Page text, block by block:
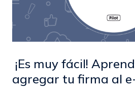
¡Es muy fácil!
agregar tu firma al